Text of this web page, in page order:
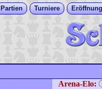
Partien Turniere
Arena-Elo: